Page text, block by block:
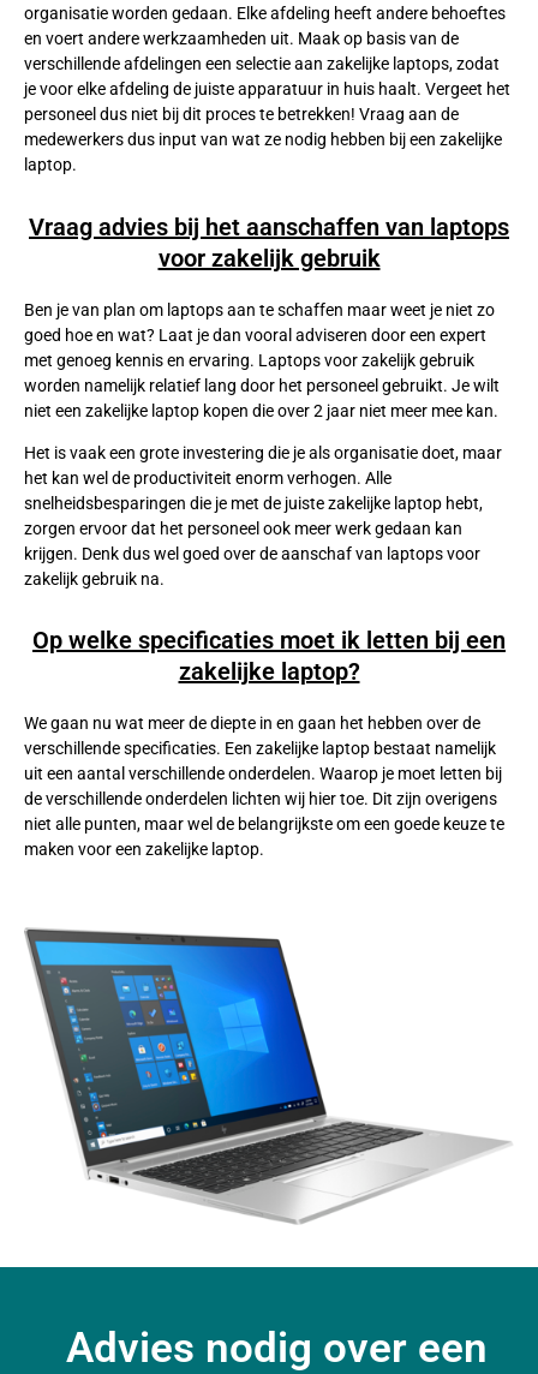
organisatie worden gedaan. Elke afdeling heeft andere behoeftes
en voert andere werkzaamheden uit. Maak op basis van de
verschillende afdelingen een selectie aan zakelijke laptops, zodat
je voor elke afdeling de juiste apparatuur in huis haalt. Vergeet het
personeel dus niet bij dit proces te betrekken! Vraag aan de
medewerkers dus input van wat ze nodig hebben bij een zakelijke
laptop.
Vraag advies bij het aanschaffen van laptops
voor zakelijk gebruik
Ben je van plan om laptops aan te schaffen maar weet je niet zo
goed hoe en wat? Laat je dan vooral adviseren door een expert
met genoeg kennis en ervaring. Laptops voor zakelijk gebruik
worden namelijk relatief lang door het personeel gebruikt. Je wilt
niet een zakelijke laptop kopen die over 2 jaar niet meer mee kan.
Het is vaak een grote investering die je als organisatie doet, maar
het kan wel de productiviteit enorm verhogen. Alle
snelheidsbesparingen die je met de juiste zakelijke laptop hebt,
zorgen ervoor dat het personeel ook meer werk gedaan kan
krijgen. Denk dus wel goed over de aanschaf van laptops voor
zakelijk gebruik na.
Op welke specificaties moet ik letten bij een
zakelijke laptop?
We gaan nu wat meer de diepte in en gaan het hebben over de
verschillende specificaties. Een zakelijke laptop bestaat namelijk
uit een aantal verschillende onderdelen. Waarop je moet letten bij
de verschillende onderdelen lichten wij hier toe. Dit zijn overigens
niet alle punten, maar wel de belangrijkste om een goede keuze te
maken voor een zakelijke laptop.
Advies nodig over een